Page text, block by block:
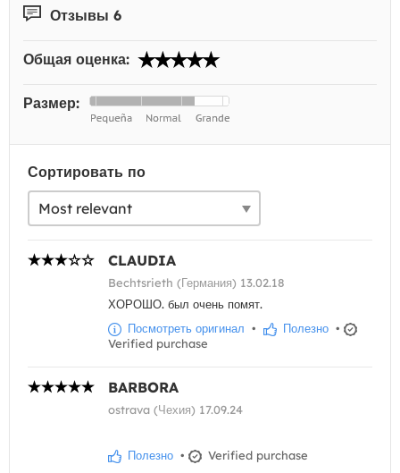
Отзывы 6
Общая оценка:
Размер:
Сортировать по
CLAUDIA
Bechtsrieth (Германия) 13.02.18
ХОРОШО. был очень помят.
Посмотреть оригинал • Полезно •
Verified purchase
BARBORA
ostrava (Чехия) 17.09.24
Полезно • Verified purchase